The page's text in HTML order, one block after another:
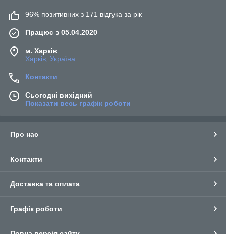
96% позитивних з 171 відгука за рік
Працює з 05.04.2020
м. Харків
Харків, Україна
Контакти
Сьогодні вихідний
Показати весь графік роботи
Про нас
Контакти
Доставка та оплата
Графік роботи